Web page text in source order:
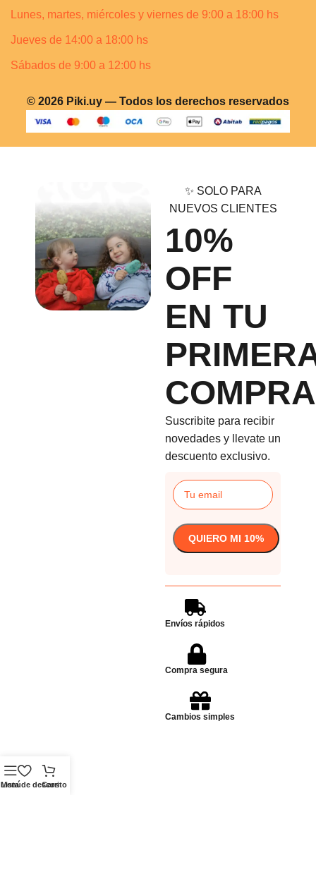
Lunes, martes, miércoles y viernes de 9:00 a 18:00 hs
Jueves de 14:00 a 18:00 hs
Sábados de 9:00 a 12:00 hs
© 2026 Piki.uy — Todos los derechos reservados
✨ SOLO PARA
NUEVOS CLIENTES
10%
OFF
EN TU
COMPRA
Suscribite para recibir
novedades y llevate un
descuento exclusivo.
Envíos rápidos
Compra segura
Cambios simples
Menú
Lista de deseos
Carrito